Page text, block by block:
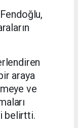
araya
ve
belirtti.